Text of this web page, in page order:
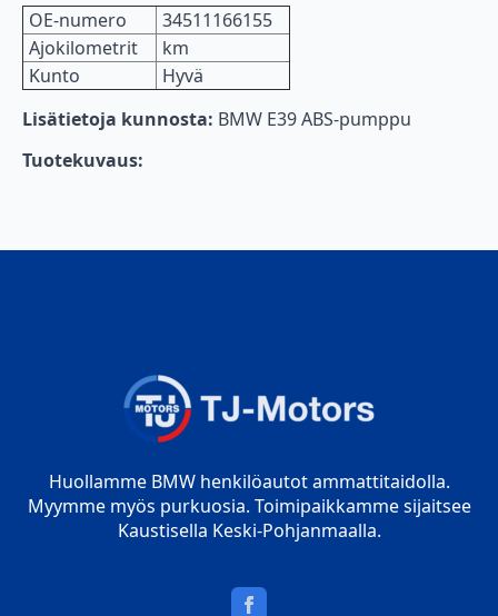
OE-numero
34511166155
Ajokilometrit
km
Kunto
Hyvä
Lisätietoja kunnosta: BMW E39 ABS-pumppu
Tuotekuvaus:
Huollamme BMW henkilöautot ammattitaidolla.
Myymme myös purkuosia. Toimipaikkamme sijaitsee
Kaustisella Keski-Pohjanmaalla.